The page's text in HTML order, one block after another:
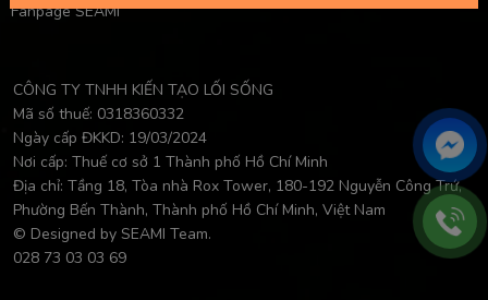
Fanpage SEAMI
CÔNG TY TNHH KIẾN TẠO LỐI SỐNG
Mã số thuế: 0318360332
Ngày cấp ĐKKD: 19/03/2024
Nơi cấp: Thuế cơ sở 1 Thành phố Hồ Chí Minh
Địa chỉ: Tầng 18, Tòa nhà Rox Tower, 180-192 Nguyễn Công Trứ,
Phường Bến Thành, Thành phố Hồ Chí Minh, Việt Nam
© Designed by SEAMI Team.
028 73 03 03 69